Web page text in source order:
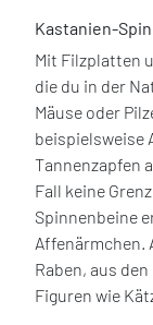
Kastanien-
Mit Filzplatten
die du in der
Mäuse oder
beispielsweise
Tannenzapfen
Fall keine
Spinnenbeine
Affenärmchen.
Raben, aus
Figuren wie